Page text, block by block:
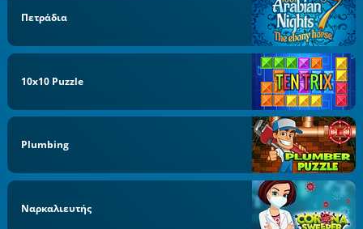
Πετράδια
10x10 Puzzle
Plumbing
Ναρκαλιευτής